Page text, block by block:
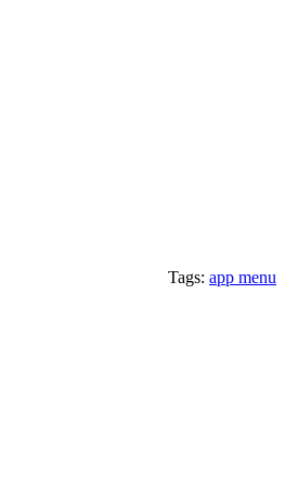
Tags: app menu